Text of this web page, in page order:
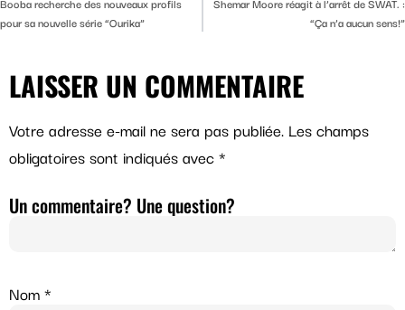
Booba recherche des nouveaux profils
pour sa nouvelle série “Ourika”
Shemar Moore réagit à l’arrêt de SWAT. :
“Ça n’a aucun sens!”
LAISSER UN COMMENTAIRE
Votre adresse e-mail ne sera pas publiée. Les champs
obligatoires sont indiqués avec*
Un commentaire? Une question?
Nom*